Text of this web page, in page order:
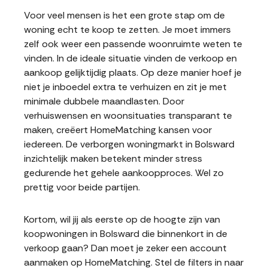
Voor veel mensen is het een grote stap om de
woning echt te koop te zetten. Je moet immers
zelf ook weer een passende woonruimte weten te
vinden. In de ideale situatie vinden de verkoop en
aankoop gelijktijdig plaats. Op deze manier hoef je
niet je inboedel extra te verhuizen en zit je met
minimale dubbele maandlasten. Door
verhuiswensen en woonsituaties transparant te
maken, creëert HomeMatching kansen voor
iedereen. De verborgen woningmarkt in Bolsward
inzichtelijk maken betekent minder stress
gedurende het gehele aankoopproces. Wel zo
prettig voor beide partijen.
Kortom, wil jij als eerste op de hoogte zijn van
koopwoningen in Bolsward die binnenkort in de
verkoop gaan? Dan moet je zeker een account
aanmaken op HomeMatching. Stel de filters in naar